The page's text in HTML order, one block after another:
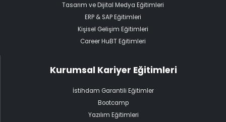
Tasarım ve Dijital Medya Eğitimleri
ERP & SAP Eğitimleri
Kişisel Gelişim Eğitimleri
Career HuBT Eğitimleri
Kurumsal Kariyer Eğitimleri
İstihdam Garantili Eğitimler
Bootcamp
Yazılım Eğitimleri